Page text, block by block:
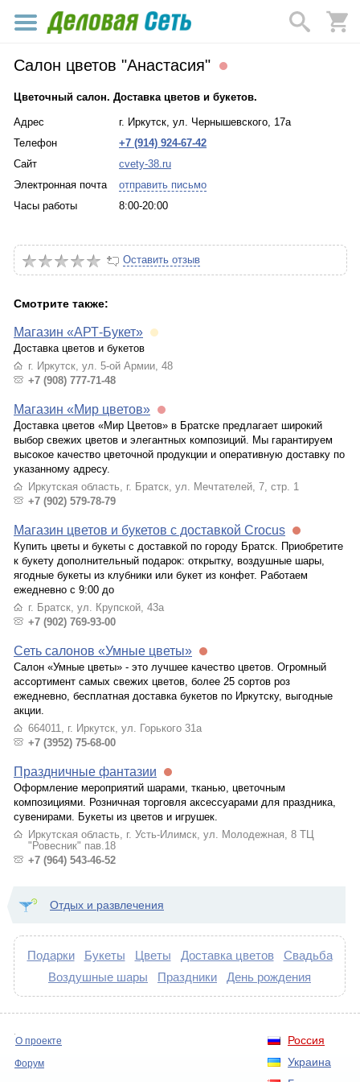
Салон цветов "Анастасия"
Цветочный салон. Доставка цветов и букетов.
Адрес
г. Иркутск, ул. Чернышевского, 17а
Телефон
+7 (914) 924-67-42
Сайт
cvety-38.ru
Электронная почта
отправить письмо
Часы работы
8:00-20:00
Оставить отзыв
Смотрите также:
Магазин «АРТ-Букет»
Доставка цветов и букетов
г. Иркутск, ул. 5-ой Армии, 48
+7 (908) 777-71-48
Магазин «Мир цветов»
Доставка цветов «Мир Цветов» в Братске предлагает широкий
выбор свежих цветов и элегантных композиций. Мы гарантируем
высокое качество цветочной продукции и оперативную доставку по
указанному адресу.
Иркутская область, г. Братск, ул. Мечтателей, 7, стр. 1
+7 (902) 579-78-79
Магазин цветов и букетов с доставкой Crocus
Купить цветы и букеты с доставкой по городу Братск. Приобретите
к букету дополнительный подарок: открытку, воздушные шары,
ягодные букеты из клубники или букет из конфет. Работаем
ежедневно с 9:00 до
г. Братск, ул. Крупской, 43а
+7 (902) 769-93-00
Сеть салонов «Умные цветы»
Салон «Умные цветы» - это лучшее качество цветов. Огромный
ассортимент самых свежих цветов, более 25 сортов роз
ежедневно, бесплатная доставка букетов по Иркутску, выгодные
акции.
664011, г. Иркутск, ул. Горького 31а
+7 (3952) 75-68-00
Праздничные фантазии
Оформление мероприятий шарами, тканью, цветочным
композициями. Розничная торговля аксессуарами для праздника,
сувенирами. Букеты из цветов и игрушек.
Иркутская область, г. Усть-Илимск, ул. Молодежная, 8 ТЦ
"Ровесник" пав.18
+7 (964) 543-46-52
Отдых и развлечения
Подарки Букеты Цветы Доставка цветов
Свадьба
Воздушные шары
Праздники День рождения
Россия
Украина
О проекте
Форум